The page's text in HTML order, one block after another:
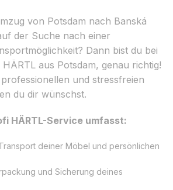
von Potsdam nach Banská
der Suche nach einer
Dann bist du bei
aus Potsdam, genau richtig!
und stressfreien
du dir wünschst.
HÄRTL-Service umfasst:
deiner Möbel und persönlichen
und Sicherung deines